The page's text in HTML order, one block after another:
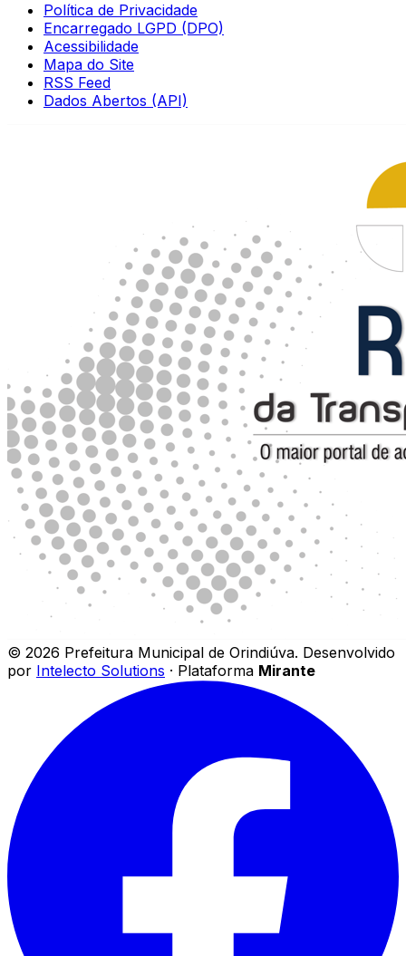
Política de Privacidade
Encarregado LGPD (DPO)
Acessibilidade
Mapa do Site
RSS Feed
Dados Abertos (API)
© 2026 Prefeitura Municipal de Orindiúva. Desenvolvido
por Intelecto Solutions · Plataforma Mirante